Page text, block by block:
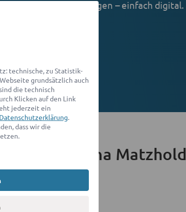
Richtigen für Ihr Anliegen – einfach digital.
Transparent
von Romana Matzhold
technische, zu Statistik-
grundsätzlich auch
die technisch
Klicken auf den Link
jederzeit ein
Datenschutzerklärung.
dass wir die